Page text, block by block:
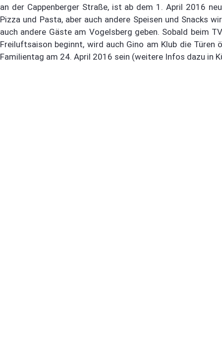
an der Cappenberger Straße, ist ab dem 1. April 2016
Pizza und Pasta, aber auch andere Speisen und Snacks
auch andere Gäste am Vogelsberg geben. Sobald beim
Freiluftsaison beginnt, wird auch Gino am Klub die
Familientag am 24. April 2016 sein (weitere Infos dazu in